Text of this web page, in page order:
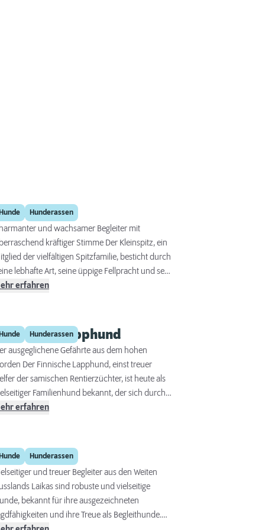
Hunderassen
und wachsamer Begleiter mit
kräftiger Stimme Der Kleinspitz, ein
der vielfältigen Spitzfamilie, besticht durch
lebhafte Art, seine üppige Fellpracht und sein
Wesen. Diese Rasse, die für ihre
treuer Gefährte, sondern auch ein
Wachhund, der keine Scheu zeigt,
Stimme zu erheben, um seine Familie zu
erfahren
HunderassenLapphund
ausgeglichene Gefährte aus dem hohen
Der Finnische Lapphund, einst treuer
der samischen Rentierzüchter, ist heute als
Familienhund bekannt, der sich durch
freundliches und geduldiges Wesen
der nordischen Rassen. Seine
und Intelligenz machen ihn
einem idealen Begleiter für aktive Menschen
Familien, die bereit sind, sich mit ihm zu
und ihn geistig wie körperlich zu
erfahren
Hunderassen
und treuer Begleiter aus den Weiten
Laikas sind robuste und vielseitige
bekannt für ihre ausgezeichneten
und ihre Treue als Begleithunde.